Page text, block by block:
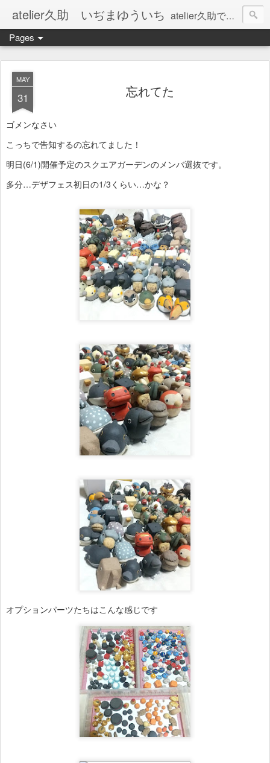
atelier久助 いぢまゆういち atelier久助では土と火から暖かなモノたちを生み出しています。 ご覧になられた方が和んで頂ければ幸いです。
Pages
MAY
31 忘れてた
ゴメンなさい
こっちで告知するの忘れてました！
明日(6/1)開催予定のスクエアガーデンのメンバ選抜です。
多分…デザフェス初日の1/3くらい…かな？
オプションパーツたちはこんな感じです